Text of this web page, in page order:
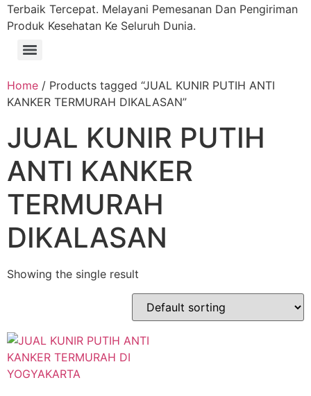
Terbaik Tercepat. Melayani Pemesanan Dan Pengiriman
Produk Kesehatan Ke Seluruh Dunia.
Home / Products tagged “JUAL KUNIR PUTIH ANTI
KANKER TERMURAH DIKALASAN”
JUAL KUNIR PUTIH
ANTI KANKER
TERMURAH
DIKALASAN
Showing the single result